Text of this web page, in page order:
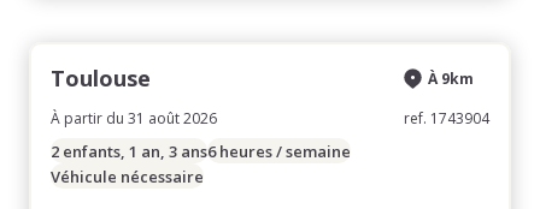
Toulouse
À partir du 31 août 2026
À 9km
ref. 1743904
2 enfants, 1 an, 3 ans6 heures / semaine
Véhicule nécessaire